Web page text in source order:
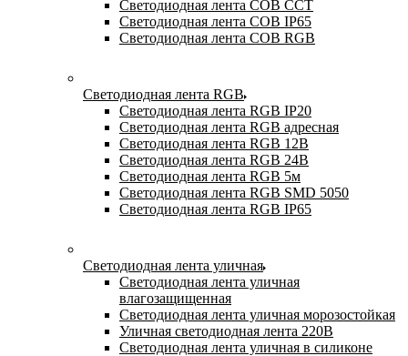
Светодиодная лента COB CCT
Светодиодная лента COB IP65
Светодиодная лента COB RGB
Светодиодная лента RGB
Светодиодная лента RGB IP20
Светодиодная лента RGB адресная
Светодиодная лента RGB 12В
Светодиодная лента RGB 24В
Светодиодная лента RGB 5м
Светодиодная лента RGB SMD 5050
Светодиодная лента RGB IP65
Светодиодная лента уличная
Светодиодная лента уличная
влагозащищенная
Светодиодная лента уличная морозостойкая
Уличная светодиодная лента 220В
Светодиодная лента уличная в силиконе